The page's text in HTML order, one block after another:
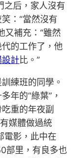
之后，家人沒有
：“當然沒有
又補充：“雖然
的工作了，他
設計比。”
練班的同學。
年的“綠葉”，
重的年夜副
媒體做過統
電影，此中在
部里，有良多也